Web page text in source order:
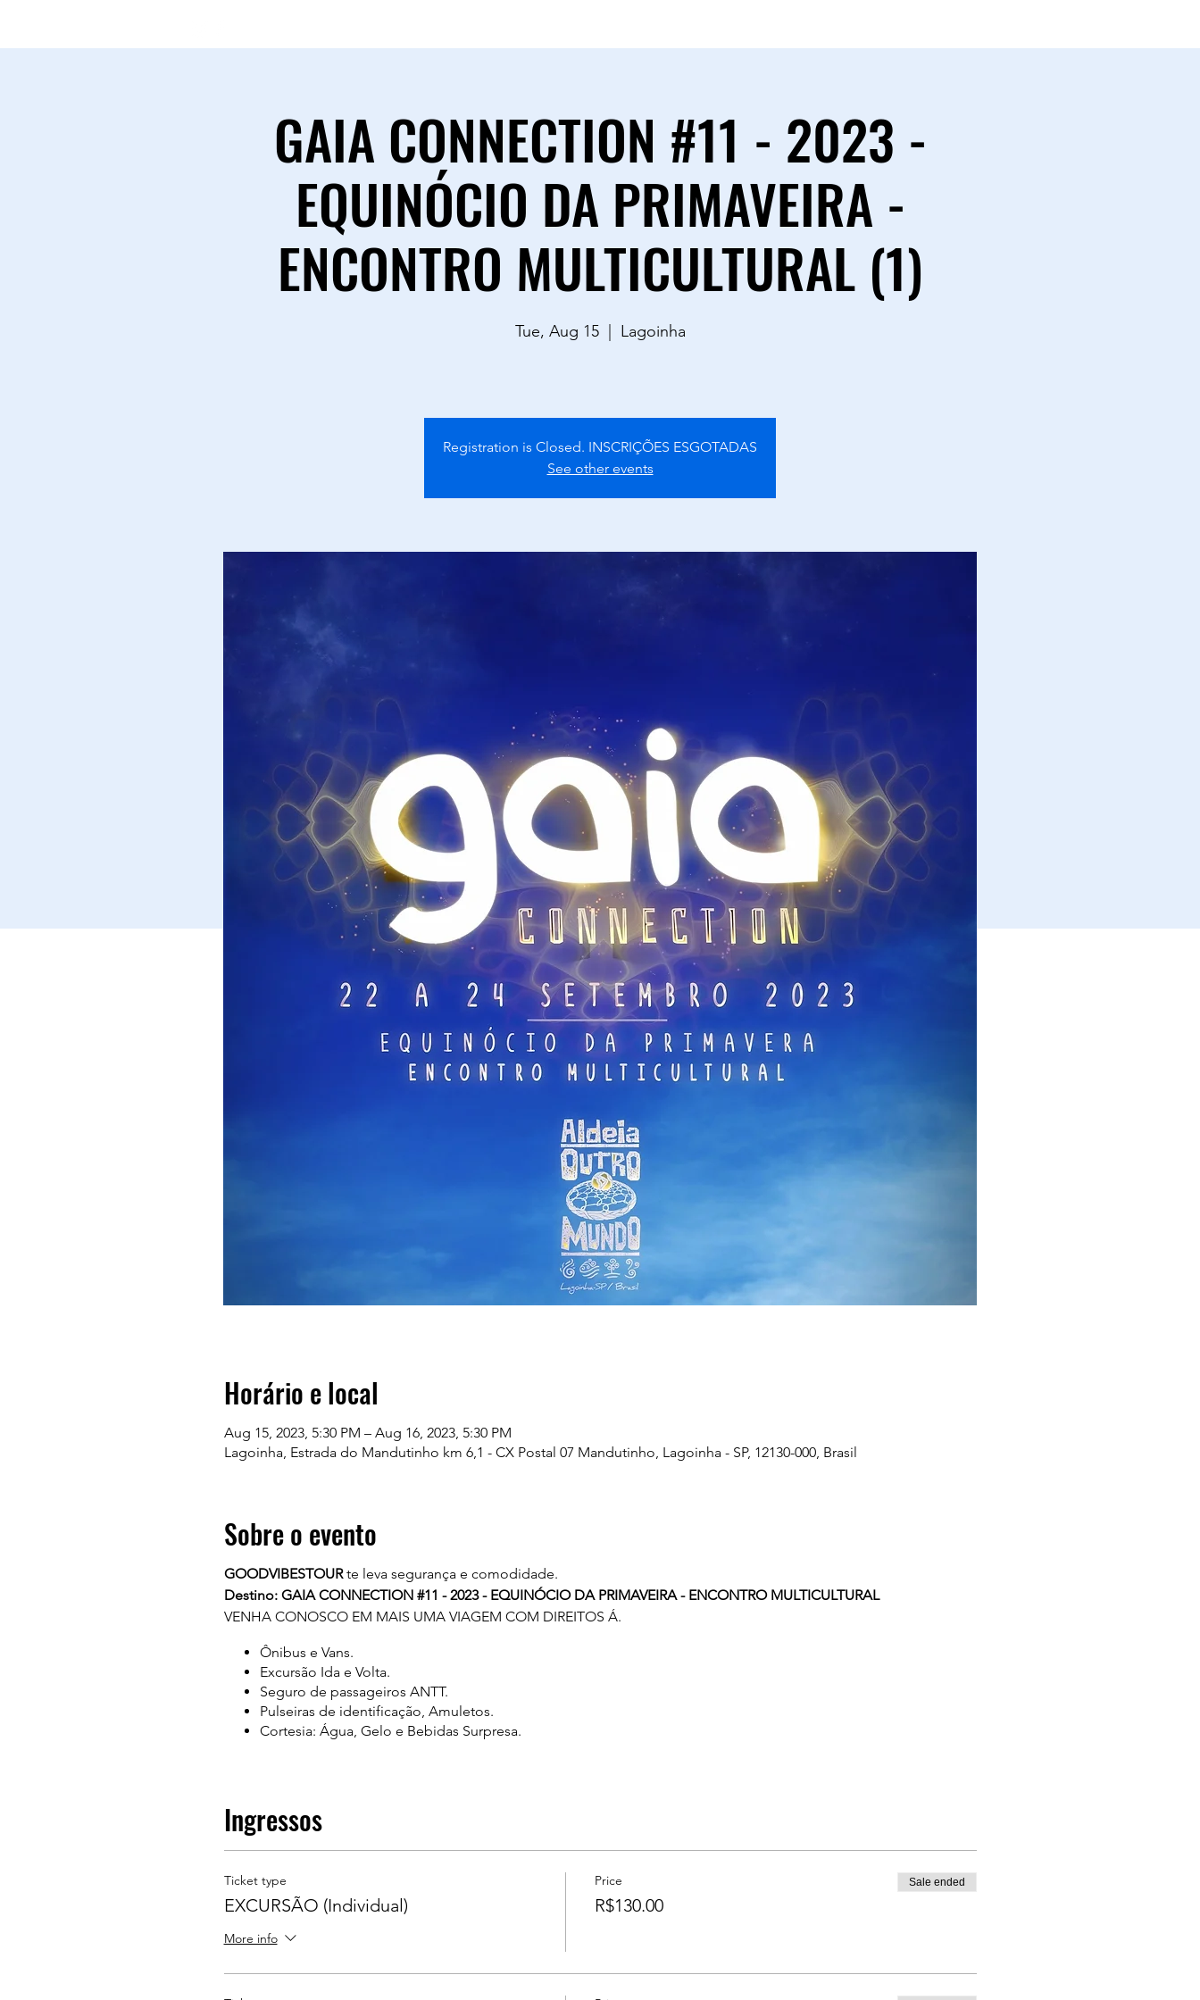
GAIA CONNECTION #11 - 2023 -
EQUINÓCIO DA PRIMAVEIRA -
ENCONTRO MULTICULTURAL (1)
Tue, Aug 15
  |
Lagoinha
Registration is Closed. INSCRIÇÕES ESGOTADAS
See other events
Horário e local
Aug 15, 2023, 5:30 PM – Aug 16, 2023, 5:30 PM
Lagoinha, Estrada do Mandutinho km 6,1 - CX Postal 07 Mandutinho, Lagoinha - SP, 12130-000, Brasil
Sobre o evento
GOODVIBESTOURte leva segurança e comodidade.
Destino: GAIA CONNECTION #11 - 2023 - EQUINÓCIO DA PRIMAVEIRA - ENCONTRO MULTICULTURAL
VENHA CONOSCO EM MAIS UMA VIAGEM COM DIREITOS Á.
Ônibus e Vans.
Excursão Ida e Volta.
Seguro de passageiros ANTT.
Pulseiras de identificação, Amuletos.
Cortesia: Água, Gelo e Bebidas Surpresa.
DATA: 22 de Setembro de 2023.
Local: BARRA FUNDA / SP.
Endereço: Rua Tagipuru, 641.
Ponto de encontro: Portão 02 do memorial da América Latina.
Local: GUARULHOS / SP.
Ponto de encontro: Mc Donalds.
Ingressos
Ticket type
EXCURSÃO (Individual)
More info
Price
R$130.00
Sale ended